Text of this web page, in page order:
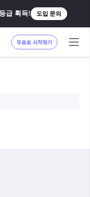
급 획득! 도입 문의
무료로 시작하기